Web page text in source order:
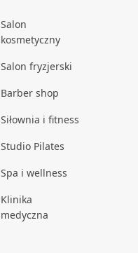
Salon
kosmetyczny
Salon fryzjerski
Barber shop
Siłownia i fitness
Studio Pilates
Spa i wellness
Klinika
medyczna